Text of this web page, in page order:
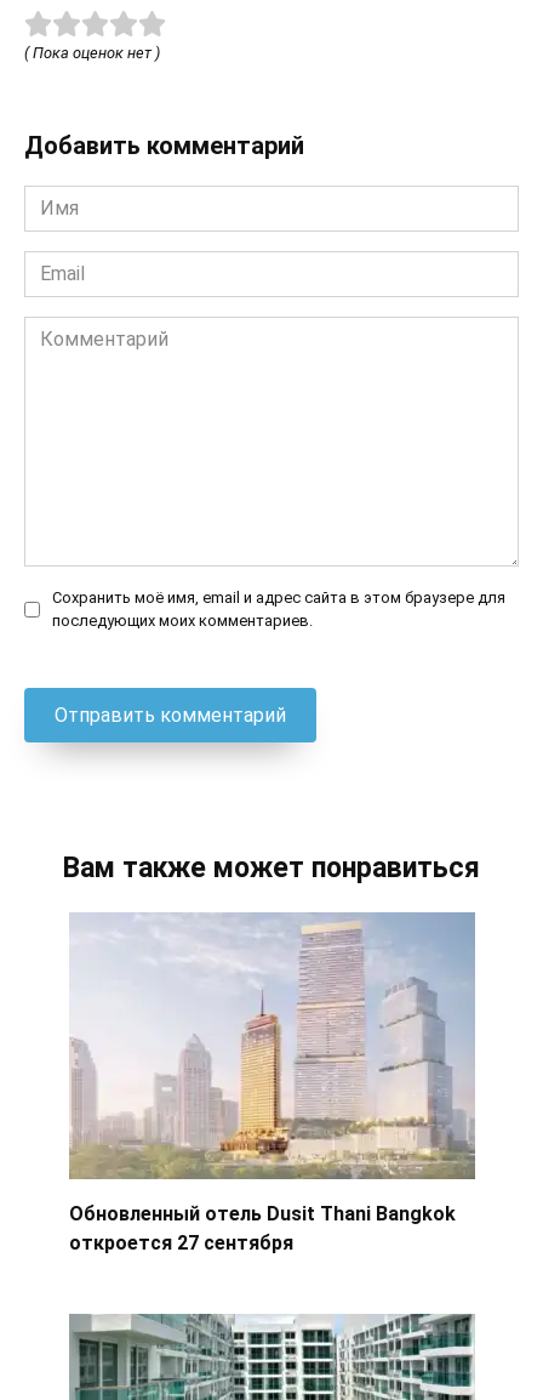
( Пока оценок нет )
Добавить комментарий
Имя
*
Email
*
Комментарий
Сохранить моё имя, email и адрес сайта в этом браузере для
последующих моих комментариев.
Вам также может понравиться
Обновленный отель Dusit Thani Bangkok
откроется 27 сентября